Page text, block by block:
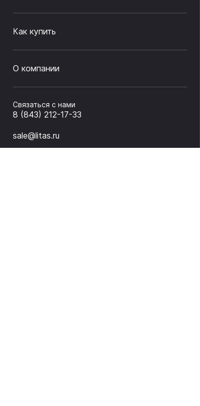
Как купить
О компании
Связаться с нами
8 (843) 212-17-33
sale@litas.ru